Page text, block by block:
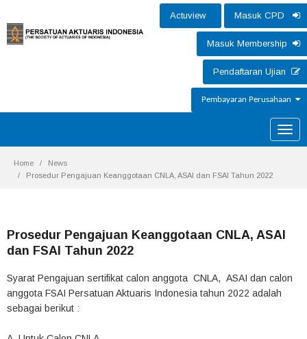
Actuview Masuk CPD
Masuk Membership
Pendaftaran Ujian
Pembayaran Perusahaan
Toggle
Home
News
Prosedur Pengajuan Keanggotaan CNLA, ASAI dan FSAI Tahun 2022
Prosedur Pengajuan Keanggotaan CNLA, ASAI
dan FSAI Tahun 2022
Syarat Pengajuan sertifikat calon anggota CNLA, ASAI dan calon
anggota FSAI Persatuan Aktuaris Indonesia tahun 2022 adalah
sebagai berikut :